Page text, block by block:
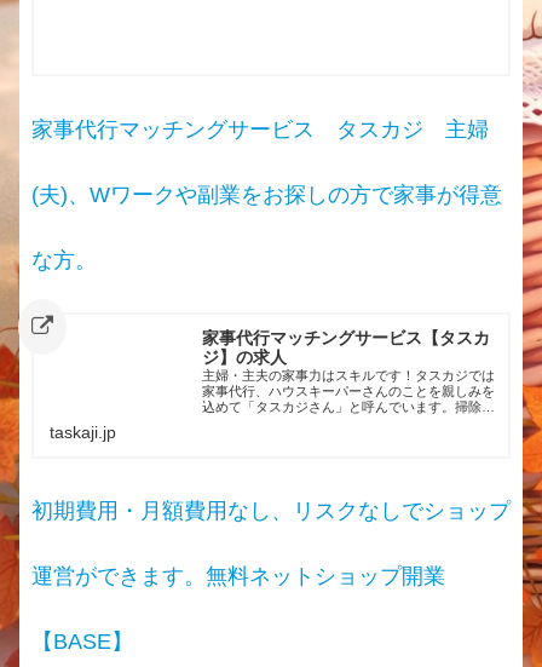
家事代行マッチングサービス タスカジ 主婦
(夫)、Wワークや副業をお探しの方で家事が得意
な方。
家事代行マッチングサービス【タスカ
ジ】の求人
主婦・主夫の家事力はスキルです！タスカジでは
家事代行、ハウスキーパーさんのことを親しみを
込めて「タスカジさん」と呼んでいます。掃除、
taskaji.jp
初期費用・月額費用なし、リスクなしでショップ
運営ができます。無料ネットショップ開業
【BASE】